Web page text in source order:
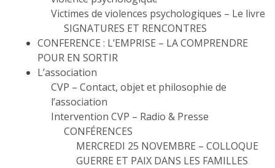
Victimes de violences psychologiques – Le livre
SIGNATURES ET RENCONTRES
CONFERENCE : L’EMPRISE – LA COMPRENDRE
POUR EN SORTIR
L’association
CVP – Contact, objet et philosophie de
l’association
Intervention CVP – Radio & Presse
CONFÉRENCES
MERCREDI 25 NOVEMBRE – COLLOQUE
GUERRE ET PAIX DANS LES FAMILLES